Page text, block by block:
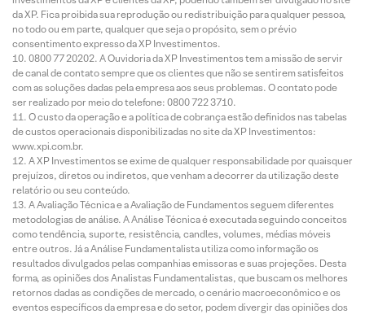
da XP. Fica proibida sua reprodução ou redistribuição para qualquer pessoa,
no todo ou em parte, qualquer que seja o propósito, sem o prévio
consentimento expresso da XP Investimentos.
0800 77 20202. A Ouvidoria da XP Investimentos tem a missão de servir
de canal de contato sempre que os clientes que não se sentirem satisfeitos
com as soluções dadas pela empresa aos seus problemas. O contato pode
ser realizado por meio do telefone: 0800 722 3710.
O custo da operação e a política de cobrança estão definidos nas tabelas
de custos operacionais disponibilizadas no site da XP Investimentos:
www.xpi.com.br.
A XP Investimentos se exime de qualquer responsabilidade por quaisquer
prejuízos, diretos ou indiretos, que venham a decorrer da utilização deste
relatório ou seu conteúdo.
A Avaliação Técnica e a Avaliação de Fundamentos seguem diferentes
metodologias de análise. A Análise Técnica é executada seguindo conceitos
como tendência, suporte, resistência, candles, volumes, médias móveis
entre outros. Já a Análise Fundamentalista utiliza como informação os
resultados divulgados pelas companhias emissoras e suas projeções. Desta
forma, as opiniões dos Analistas Fundamentalistas, que buscam os melhores
retornos dadas as condições de mercado, o cenário macroeconômico e os
eventos específicos da empresa e do setor, podem divergir das opiniões dos